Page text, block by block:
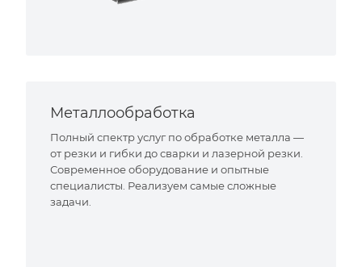
Металлообработка
Полный спектр услуг по обработке металла —
от резки и гибки до сварки и лазерной резки.
Современное оборудование и опытные
специалисты. Реализуем самые сложные
задачи.